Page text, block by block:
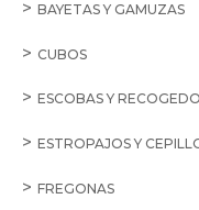
BAYETAS Y GAMUZAS
CUBOS
ESCOBAS Y
ESTROPAJOS Y
FREGONAS